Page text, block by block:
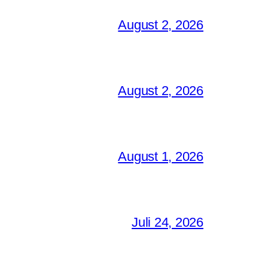
August 2, 2026
August 2, 2026
August 1, 2026
Juli 24, 2026